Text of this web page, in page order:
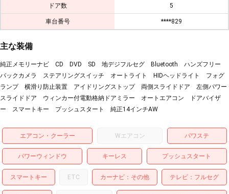
ドア数 5
車台番号 ****829
主な装備
純正メモリーナビ CD DVD SD 地デジフルセグ Bluetooth ハンズフリー
バックカメラ ステアリングスイッチ オートライト HIDヘッドライト フォグ
ランプ 横滑り防止装置 アイドリングストップ 両側スライドドア 左側パワー
スライドドア ウィンカー付電動格納ドアミラー オートエアコン ドアバイザ
ー スマートキー プッシュスタート 純正14インチAW
エアコン・クーラー Wエアコン パワステ
パワーウィンドウ キーレス プッシュスタート
スマートキー ETC カーナビ その他 テレビ フルセグ